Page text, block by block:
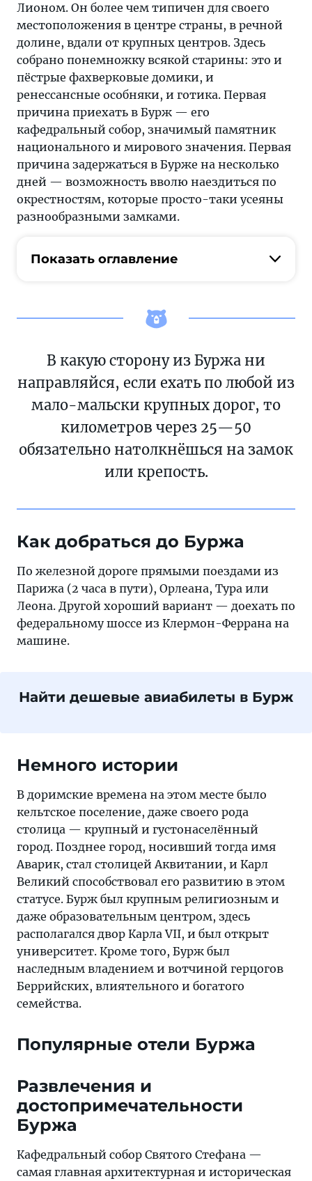
Лионом. Он более чем типичен для своего
местоположения в центре страны, в речной
долине, вдали от крупных центров. Здесь
собрано понемножку всякой старины: это и
пёстрые фахверковые домики, и
ренессансные особняки, и готика. Первая
причина приехать в Бурж — его
кафедральный собор, значимый памятник
национального и мирового значения. Первая
причина задержаться в Бурже на несколько
дней — возможность вволю наездиться по
окрестностям, которые просто-таки усеяны
разнообразными замками.
Показать оглавление
В какую сторону из Буржа ни
направляйся, если ехать по любой из
мало-мальски крупных дорог, то
километров через 25—50
обязательно натолкнёшься на замок
или крепость.
Как добраться до Буржа
По железной дороге прямыми поездами из
Парижа (2 часа в пути), Орлеана, Тура или
Леона. Другой хороший вариант — доехать по
федеральному шоссе из Клермон-Феррана на
машине.
Найти дешевые авиабилеты в Бурж
Немного истории
В доримские времена на этом месте было
кельтское поселение, даже своего рода
столица — крупный и густонаселённый
город. Позднее город, носивший тогда имя
Аварик, стал столицей Аквитании, и Карл
Великий способствовал его развитию в этом
статусе. Бурж был крупным религиозным и
даже образовательным центром, здесь
располагался двор Карла VII, и был открыт
университет. Кроме того, Бурж был
наследным владением и вотчиной герцогов
Беррийских, влиятельного и богатого
семейства.
Популярные отели Буржа
Развлечения и
достопримечательности
Буржа
Кафедральный собор Святого Стефана —
самая главная архитектурная и историческая